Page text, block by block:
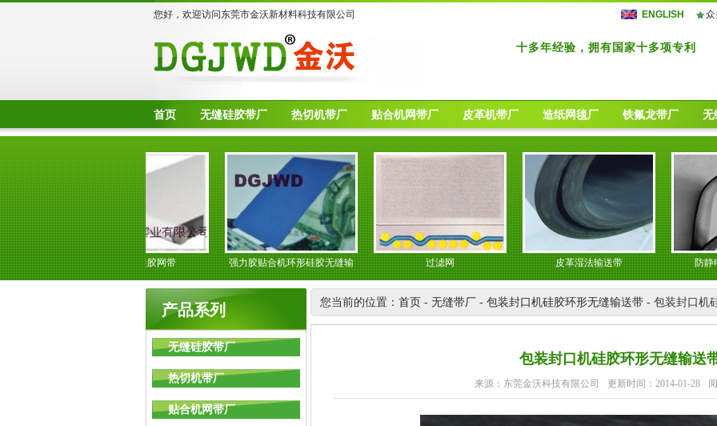
您好，欢迎访问东莞市金沃新材料科技有限公司 ENGLISH
十多年经验，拥有国家十多项专利
首页 无缝硅胶带厂 热切机带厂 贴合机网带厂 皮革机带厂 造纸网毯厂 铁氟龙带厂 无
粘合机硅胶网带
强力胶贴合机环形硅胶无缝输
送带
过滤网 皮革湿法输送带 防静电无缝
产品系列
无缝硅胶带厂
热切机带厂
贴合机网带厂
您当前的位置： 首页 - 无缝带厂 - 包装封口机硅胶环形无缝输送带 - 包装封口机
包装封口机硅胶环形无缝输送
来源：东莞金沃科技有限公司 更新时间：2014-01-28